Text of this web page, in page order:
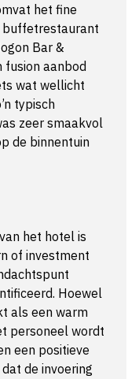
het fine
buffetrestaurant
Bar &
fusion aanbod
wat wellicht
typisch
zeer smaakvol
de binnentuin
het hotel is
of investment
Hoewel
als een warm
personeel wordt
een positieve
de invoering